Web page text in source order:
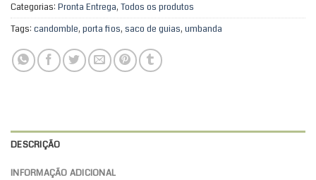
Categorias: Pronta Entrega, Todos os produtos
Tags: candomble, porta fios, saco de guias, umbanda
DESCRIÇÃO
INFORMAÇÃO ADICIONAL